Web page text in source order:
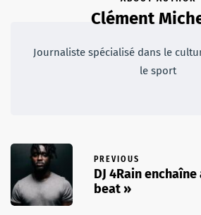
Clément
Journaliste spécialisé dans le
le sport
PREVIOUS
DJ 4Rain
beat »